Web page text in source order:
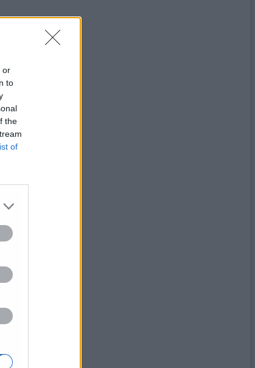
or
to
the
of